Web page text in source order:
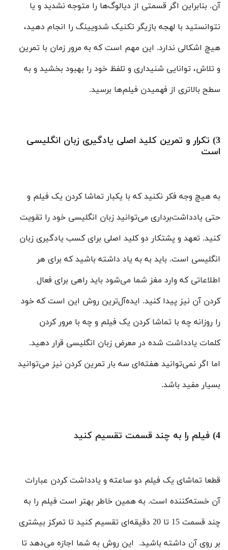
آن. بنابراین اگر قسمتی از دیالوگ‌ها را متوجه نشدید و یا
نتوانستید با لهجه بازیگر تکنیک شدویینگ را انجام دهید،
هیچ اشکالی ندارد. این مهم است که به مرور زمان با تمرین
و تلاش، توانایی شنیداری و تلفظ خود را بهبود بخشید و به
سطح بالاتری از فهمیدن فیلم‌ها برسید.
3) تکرار و تمرین کلید اصلی یادگیری زبان انگلیسی
است
به هیچ وجه فکر نکنید که با یکبار تماشا کردن یک فیلم و
حتی یادداشت‌برداری می‌توانید زبان انگلیسی خود را تقویت
کنید. تعهد و پشتکار دو کلید اصلی برای کسب یادگیری زبان
انگلیسی است. باید به به یاد داشته باشید که برای هر
اطلاعاتی که وارد مغز شما می‌شود باید راهی برای فعال
کردن آن نیز پیدا کنید. ایده‌آل‌ترین روش این است که خود
را روزانه چه با تماشا کردن یک فیلم و چه با مرور کردن
کلمات یادداشت شده در معرض زبان انگلیسی قرار دهید.
اما اگر نمی‌توانید هفته‌ای سه بار تمرین کردن نیز می‌توانید
بسیار مفید باشد.
4) فیلم را به چند قسمت تقسیم کنید
قطعا تماشای یک فیلم دو ساعته و یادداشت کردن عبارات
آن خسته‌کننده است. به همین خاطر بهتر است فیلم را به
چند قسمت 15 تا 20 دقیقه‌ای تقسیم کنید تا تمرکز بیشتری
بر روی آن داشته باشید. این روش به شما اجازه می‌دهد تا